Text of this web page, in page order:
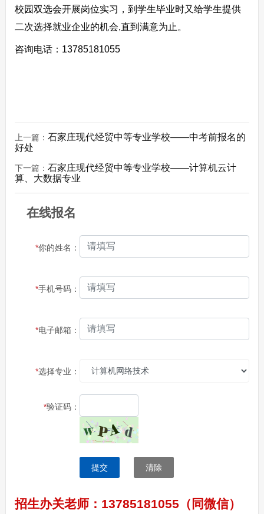
校园双选会开展岗位实习，到学生毕业时又给学生提供
二次选择就业企业的机会,直到满意为止。
咨询电话：13785181055
上一篇： 石家庄现代经贸中等专业学校——中考前报名的
好处
下一篇： 石家庄现代经贸中等专业学校——计算机云计
算、大数据专业
在线报名
*你的姓名：
*手机号码：
*电子邮箱：
*选择专业：
*验证码：
提交 清除
招生办关老师：13785181055（同微信）